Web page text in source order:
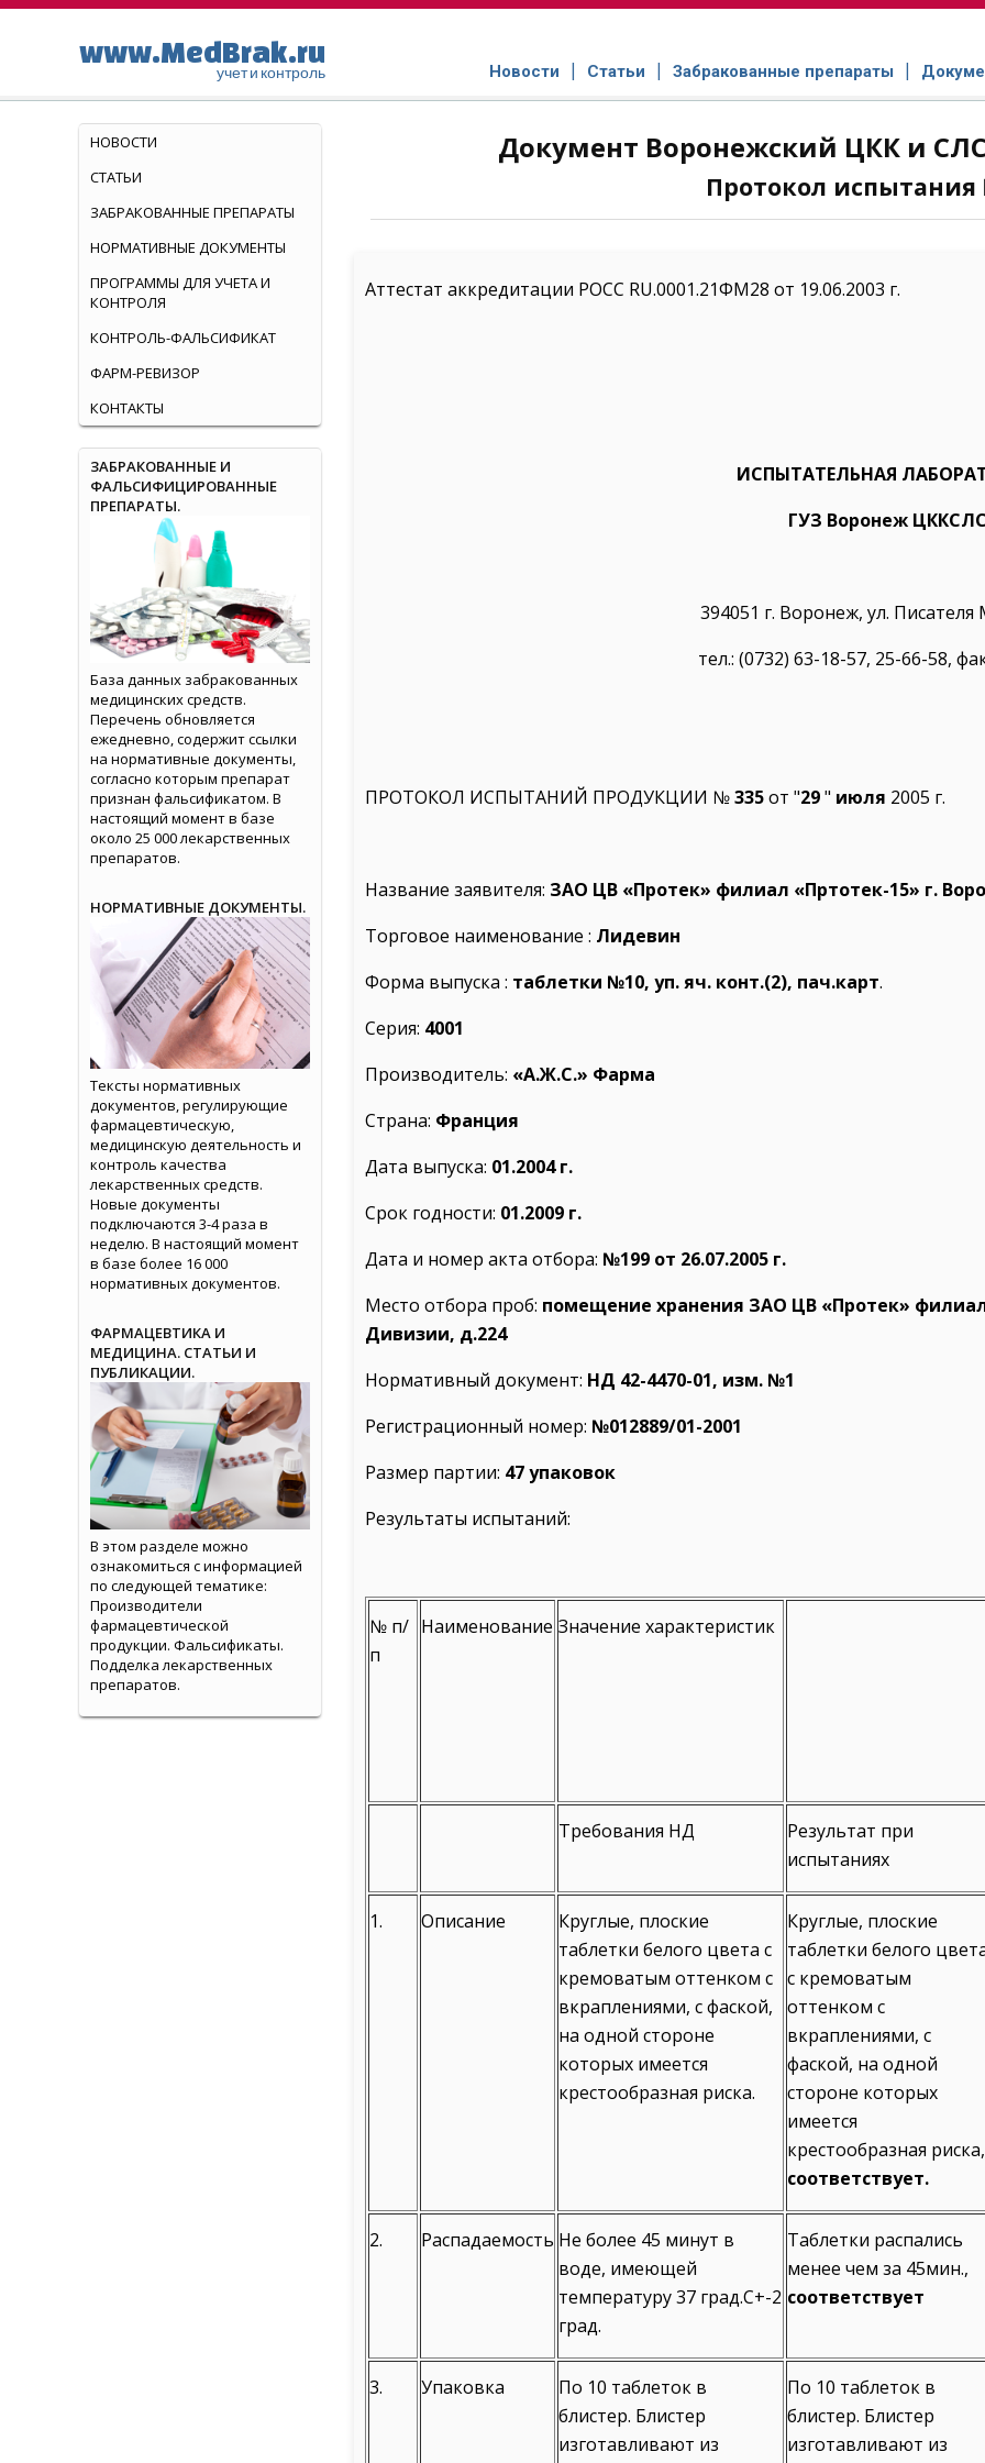
www.MedBrak.ru
учет и контроль Новости Статьи Забракованные препараты
Документ Воронежский ЦКК и СЛС
Протокол испытания
Аттестат аккредитации РОСС RU.0001.21ФМ28 от 19.06.2003 г.
ИСПЫТАТЕЛЬНАЯ
ГУЗ Воронеж
394051 г. Воронеж, ул.
тел.: (0732) 63-18-57, 25-66-58,
ПРОТОКОЛ ИCПЫТАНИЙ ПРОДУКЦИИ №335от "29" июля 2005 г.
Название заявителя: ЗАО ЦВ «Протек» филиал «Пртотек-15» г.
Торговое наименование : Лидевин
Форма выпуска : таблетки №10, уп. яч. конт.(2), пач.карт.
Серия: 4001
Производитель: «А.Ж.С.» Фарма
Страна: Франция
Дата выпуска: 01.2004 г.
Срок годности: 01.2009 г.
Дата и номер акта отбора: №199 от 26.07.2005 г.
Место отбора проб: помещение хранения ЗАО ЦВ «Протек»
Дивизии, д.224
Нормативный документ: НД 42-4470-01, изм. №1
Регистрационный номер: №012889/01-2001
Размер партии: 47 упаковок
Результаты испытаний:
№ п/
п
Наименование Значение характеристик
Требования НД
Результат при
испытаниях
1. Описание
Круглые, плоские
таблетки белого цвета с
кремоватым оттенком с
вкраплениями, с фаской,
на одной стороне
которых имеется
крестообразная риска.
Круглые, плоские
таблетки белого
с кремоватым
оттенком с
вкраплениями, с
фаской, на одной
стороне которых
имеется
крестообразная риска,
соответствует.
2. Распадаемость Не более 45 минут в
воде, имеющей
температуру 37 град.С+-2
град.
Таблетки распались
менее чем за 45мин.,
соответствует
3. Упаковка
По 10 таблеток в
блистер. Блистер
изготавливают из
По 10 таблеток в
блистер. Блистер
изготавливают из
НОВОСТИ
СТАТЬИ
ЗАБРАКОВАННЫЕ ПРЕПАРАТЫ
НОРМАТИВНЫЕ ДОКУМЕНТЫ
ПРОГРАММЫ ДЛЯ УЧЕТА И
КОНТРОЛЯ
КОНТРОЛЬ-ФАЛЬСИФИКАТ
ФАРМ-РЕВИЗОР
КОНТАКТЫ
ЗАБРАКОВАННЫЕ И
ФАЛЬСИФИЦИРОВАННЫЕ
ПРЕПАРАТЫ.
База данных забракованных
медицинских средств.
Перечень обновляется
ежедневно, содержит ссылки
на нормативные документы,
согласно которым препарат
признан фальсификатом. В
настоящий момент в базе
около 25 000 лекарственных
препаратов.
НОРМАТИВНЫЕ ДОКУМЕНТЫ.
Тексты нормативных
документов, регулирующие
фармацевтическую,
медицинскую деятельность и
контроль качества
лекарственных средств.
Новые документы
подключаются 3-4 раза в
неделю. В настоящий момент
в базе более 16 000
нормативных документов.
ФАРМАЦЕВТИКА И
МЕДИЦИНА. СТАТЬИ И
ПУБЛИКАЦИИ.
В этом разделе можно
ознакомиться с информацией
по следующей тематике:
Производители
фармацевтической
продукции. Фальсификаты.
Подделка лекарственных
препаратов.